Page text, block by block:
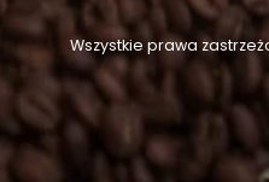
Wszystkie prawa